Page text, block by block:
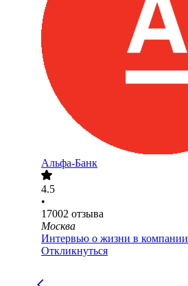
Альфа-Банк
4.5
•
17002 отзыва
Москва
Интервью о жизни в компании
Откликнуться